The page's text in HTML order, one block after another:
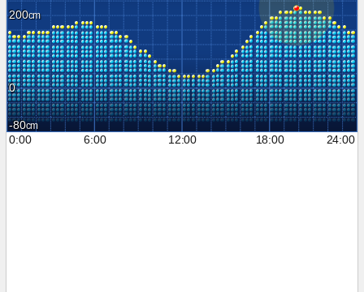
200
0
-80
0:00
6:00 12:00 18:00 24:00